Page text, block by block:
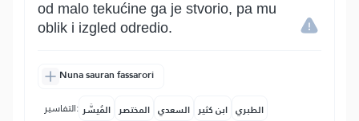
od malo tekućine ga je stvorio, pa mu
oblik i izgled odredio.
Nuna sauran fassarori
التفاسير: المُيسَّر المختصر السعدي ابن كثير الطبري